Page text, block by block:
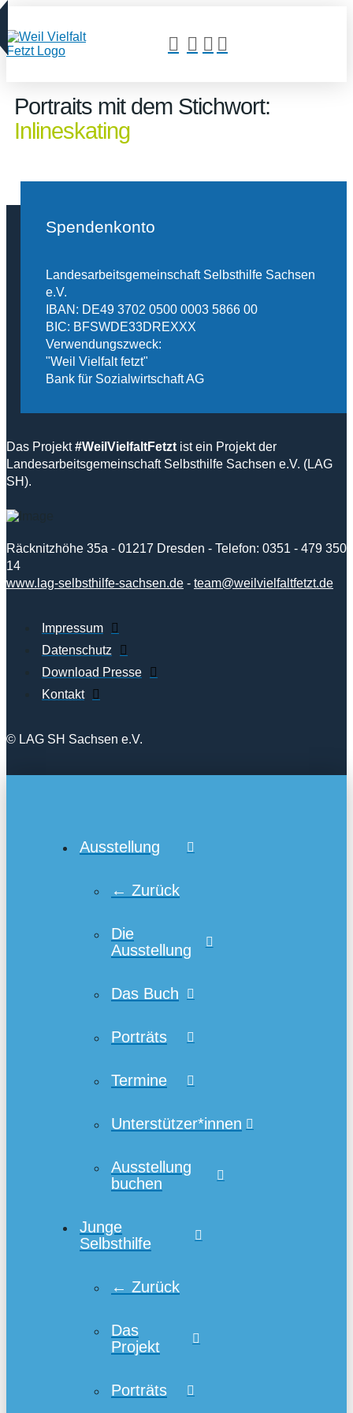
Portraits mit dem Stichwort:
Inlineskating
Spendenkonto
Landesarbeitsgemeinschaft Selbsthilfe Sachsen
e.V.
IBAN: DE49 3702 0500 0003 5866 00
BIC: BFSWDE33DREXXX
Verwendungszweck:
"Weil Vielfalt fetzt"
Bank für Sozialwirtschaft AG
Das Projekt#WeilVielfaltFetzt ist ein Projekt der
Landesarbeitsgemeinschaft Selbsthilfe Sachsen e.V. (LAG
SH).
Räcknitzhöhe 35a - 01217 Dresden - Telefon: 0351 - 479 350
14
www.lag-selbsthilfe-sachsen.de - team@weilvielfaltfetzt.de
Impressum
Datenschutz
Download Presse
Kontakt
© LAG SH Sachsen e.V.
Ausstellung
← Zurück
Die
Ausstellung
Das Buch
Porträts
Termine
Unterstützer*innen
Ausstellung
buchen
Junge
Selbsthilfe
← Zurück
Das
Projekt
Porträts